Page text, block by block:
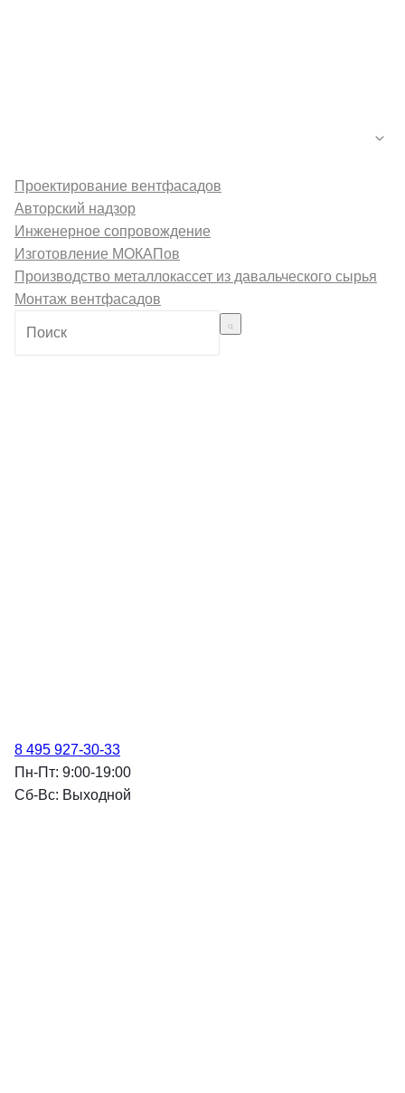
Проектирование вентфасадов
Авторский надзор
Инженерное сопровождение
Изготовление МОКАПов
Производство металлокассет из давальческого сырья
Монтаж вентфасадов
8 495 927-30-33
Пн-Пт: 9:00-19:00
Cб-Вс: Выходной